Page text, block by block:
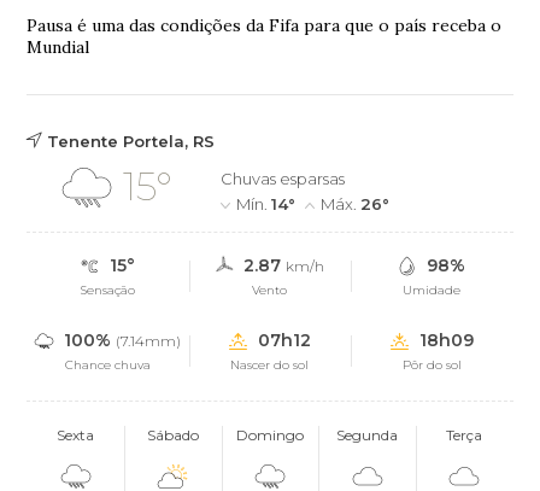
Pausa é uma das condições da Fifa para que o país receba o
Mundial
Tenente Portela, RS
15°
Chuvas esparsas
Mín.14° Máx. 26°
15°
Sensação
2.87 km/h
Vento
98%
Umidade
100% (7.14mm)
Chance chuva
07h12
Nascer do sol
18h09
Pôr do sol
Sexta Sábado Domingo Segunda Terça